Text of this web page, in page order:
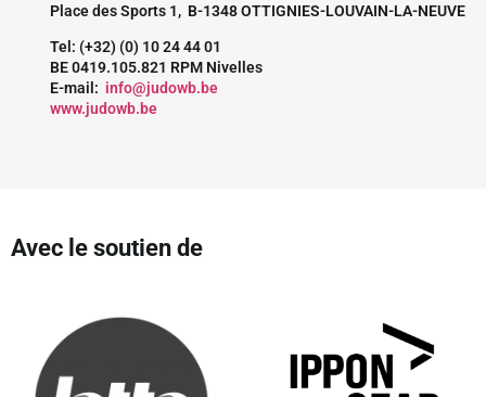
Place des Sports 1, B-1348 OTTIGNIES-LOUVAIN-LA-NEUVE
Tel: (+32) (0) 10 24 44 01
BE 0419.105.821 RPM Nivelles
E-mail: info@judowb.be
www.judowb.be
Avec le soutien de